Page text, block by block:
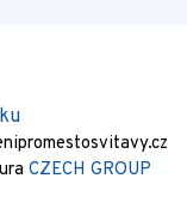
CZECH GROUP